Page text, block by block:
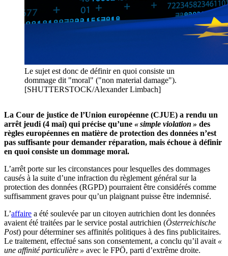
Le sujet est donc de définir en quoi consiste un
dommage dit "moral" ("non material damage").
[SHUTTERSTOCK/Alexander Limbach]
La Cour de justice de l’Union européenne (CJUE) a rendu un
arrêt jeudi (4 mai) qui précise qu’une « simple violation » des
règles européennes en matière de protection des données n’est
pas suffisante pour demander réparation, mais échoue à définir
en quoi consiste un dommage moral.
L’arrêt porte sur les circonstances pour lesquelles des dommages
causés à la suite d’une infraction du règlement général sur la
protection des données (RGPD) pourraient être considérés comme
suffisamment graves pour qu’un plaignant puisse être indemnisé.
L’affaire a été soulevée par un citoyen autrichien dont les données
avaient été traitées par le service postal autrichien (Österreichische
Post) pour déterminer ses affinités politiques à des fins publicitaires.
Le traitement, effectué sans son consentement, a conclu qu’il avait «
une affinité particulière » avec le FPÖ, parti d’extrême droite.